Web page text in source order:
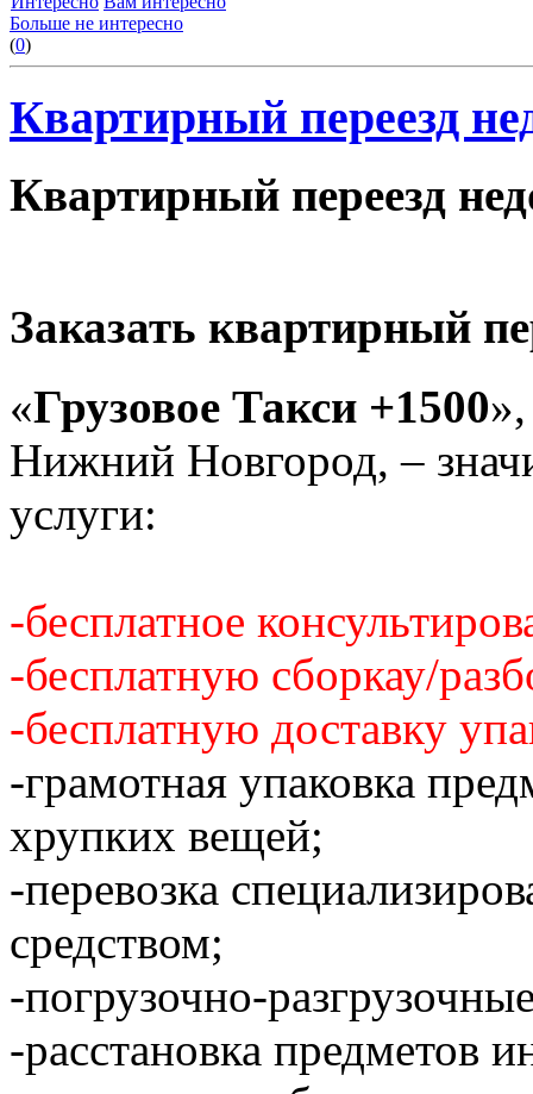
Больше не интересно
(0)
Квартирный переезд
Квартирный переезд
Заказать квартирный
«Грузовое Такси +1500
Нижний Новгород, –
услуги:
-бесплатное
-бесплатную сборкау/
-бесплатную доставку
-грамотная упаковка
хрупких вещей;
-перевозка
средством;
-погрузочно-
-расстановка предметов